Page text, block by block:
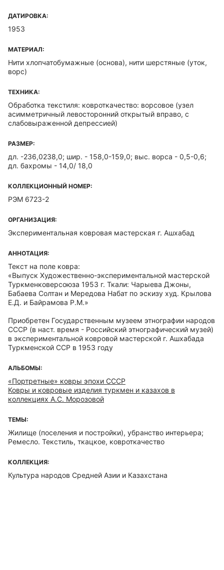
ДАТИРОВКА:
1953
МАТЕРИАЛ:
Нити хлопчатобумажные (основа), нити шерстяные (уток,
ворс)
ТЕХНИКА:
Обработка текстиля: ковроткачество: ворсовое (узел
асимметричный левосторонний открытый вправо, с
слабовыраженной депрессией)
РАЗМЕР:
дл. -236,0238,0; шир. - 158,0-159,0; выс. ворса - 0,5-0,6;
дл. бахромы - 14,0/ 18,0
КОЛЛЕКЦИОННЫЙ НОМЕР:
РЭМ 6723-2
ОРГАНИЗАЦИЯ:
Экспериментальная ковровая мастерская г. Ашхабад
АННОТАЦИЯ:
Текст на поле ковра:
«Выпуск Художественно-экспериментальной мастерской
Туркменковерсоюза 1953 г. Ткали: Чарыева Джоны,
Бабаева Солтан и Мередова Набат по эскизу худ. Крылова
Е.Д. и Байрамова Р.М.»
Приобретен Государственным музеем этнографии народов
СССР (в наст. время - Российский этнографический музей)
в экспериментальной ковровой мастерской г. Ашхабада
Туркменской ССР в 1953 году
АЛЬБОМЫ:
«Портретные» ковры эпохи СССР
Ковры и ковровые изделия туркмен и казахов в
коллекциях А.С. Морозовой
ТЕМЫ:
Жилище (поселения и постройки), убранство интерьера;
Ремесло. Текстиль, ткацкое, ковроткачество
КОЛЛЕКЦИЯ:
Культура народов Средней Азии и Казахстана